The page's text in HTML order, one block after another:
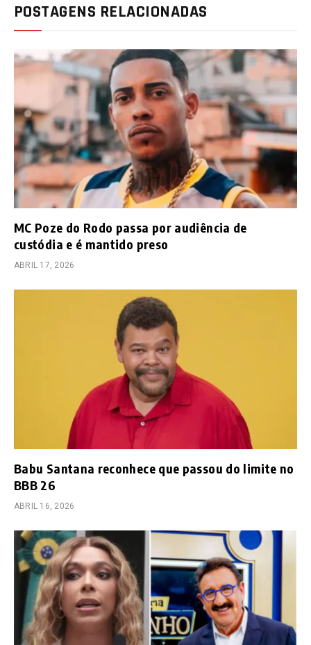
POSTAGENS RELACIONADAS
MC Poze do Rodo passa por audiência de
custódia e é mantido preso
ABRIL 17, 2026
Babu Santana reconhece que passou do limite no
BBB 26
ABRIL 16, 2026